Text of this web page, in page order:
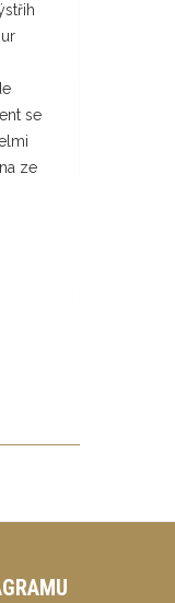
se
ze